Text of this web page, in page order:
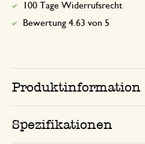
100 Tage Widerrufsrecht
Bewertung 4.63 von 5
Produktinformation
Spezifikationen